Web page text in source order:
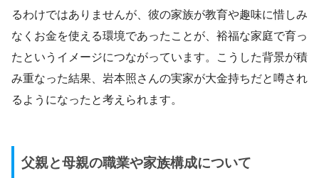
るわけではありませんが、彼の家族が教育や趣味に惜しみ
なくお金を使える環境であったことが、裕福な家庭で育っ
たというイメージにつながっています。こうした背景が積
み重なった結果、岩本照さんの実家が大金持ちだと噂され
るようになったと考えられます。
父親と母親の職業や家族構成について